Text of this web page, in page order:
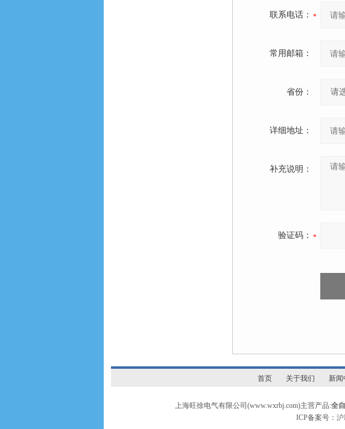
联系电话：
常用邮箱：
省份：
详细地址：
补充说明：
验证码：
首页 关于我们 新闻
上海旺徐电气有限公司(www.wxrbj.com)主营产品:全
ICP备案号：沪